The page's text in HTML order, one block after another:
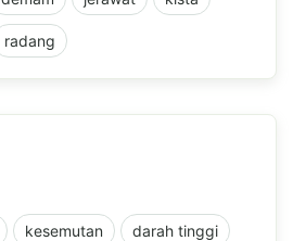
radang
kesemutan darah tinggi